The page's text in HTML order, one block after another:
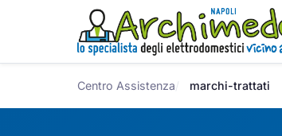
Centro Assistenza marchi-trattati